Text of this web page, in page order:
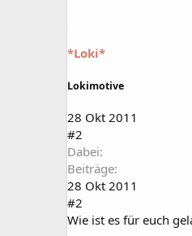
*Loki*
Lokimotive
28 Okt 2011
#2
Dabei
Beiträge
28 Okt 2011
#2
Wie ist es für euch